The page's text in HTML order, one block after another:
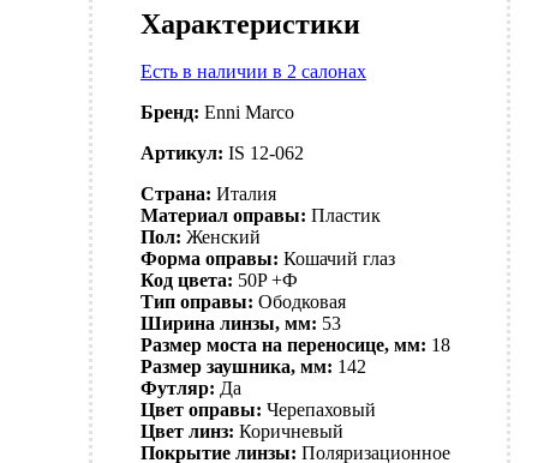
Характеристики
Есть в наличии в 2 салонах
Бренд: Enni Marco
Артикул: IS 12-062
Страна: Италия
Материал оправы: Пластик
Пол: Женский
Форма оправы: Кошачий глаз
Код цвета: 50P +Ф
Тип оправы: Ободковая
Ширина линзы, мм: 53
Размер моста на переносице, мм: 18
Размер заушника, мм: 142
Футляр: Да
Цвет оправы: Черепаховый
Цвет линз: Коричневый
Покрытие линзы: Поляризационное